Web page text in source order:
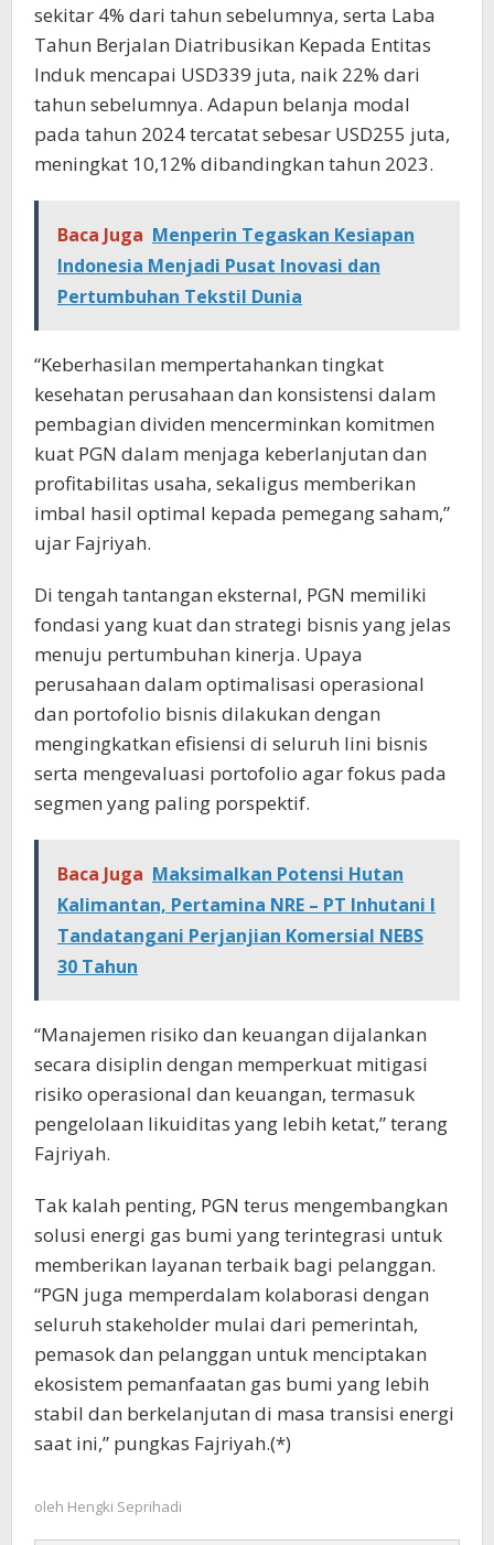
sekitar 4% dari tahun sebelumnya, serta Laba
Tahun Berjalan Diatribusikan Kepada Entitas
Induk mencapai USD339 juta, naik 22% dari
tahun sebelumnya. Adapun belanja modal
pada tahun 2024 tercatat sebesar USD255 juta,
meningkat 10,12% dibandingkan tahun 2023.
Baca Juga Menperin Tegaskan Kesiapan
Indonesia Menjadi Pusat Inovasi dan
Pertumbuhan Tekstil Dunia
“Keberhasilan mempertahankan tingkat
kesehatan perusahaan dan konsistensi dalam
pembagian dividen mencerminkan komitmen
kuat PGN dalam menjaga keberlanjutan dan
profitabilitas usaha, sekaligus memberikan
imbal hasil optimal kepada pemegang saham,”
ujar Fajriyah.
Di tengah tantangan eksternal, PGN memiliki
fondasi yang kuat dan strategi bisnis yang jelas
menuju pertumbuhan kinerja. Upaya
perusahaan dalam optimalisasi operasional
dan portofolio bisnis dilakukan dengan
mengingkatkan efisiensi di seluruh lini bisnis
serta mengevaluasi portofolio agar fokus pada
segmen yang paling porspektif.
Baca Juga Maksimalkan Potensi Hutan
Kalimantan, Pertamina NRE – PT Inhutani I
Tandatangani Perjanjian Komersial NEBS
30 Tahun
“Manajemen risiko dan keuangan dijalankan
secara disiplin dengan memperkuat mitigasi
risiko operasional dan keuangan, termasuk
pengelolaan likuiditas yang lebih ketat,” terang
Fajriyah.
Tak kalah penting, PGN terus mengembangkan
solusi energi gas bumi yang terintegrasi untuk
memberikan layanan terbaik bagi pelanggan.
“PGN juga memperdalam kolaborasi dengan
seluruh stakeholder mulai dari pemerintah,
pemasok dan pelanggan untuk menciptakan
ekosistem pemanfaatan gas bumi yang lebih
stabil dan berkelanjutan di masa transisi energi
saat ini,” pungkas Fajriyah.(*)
oleh Hengki Seprihadi